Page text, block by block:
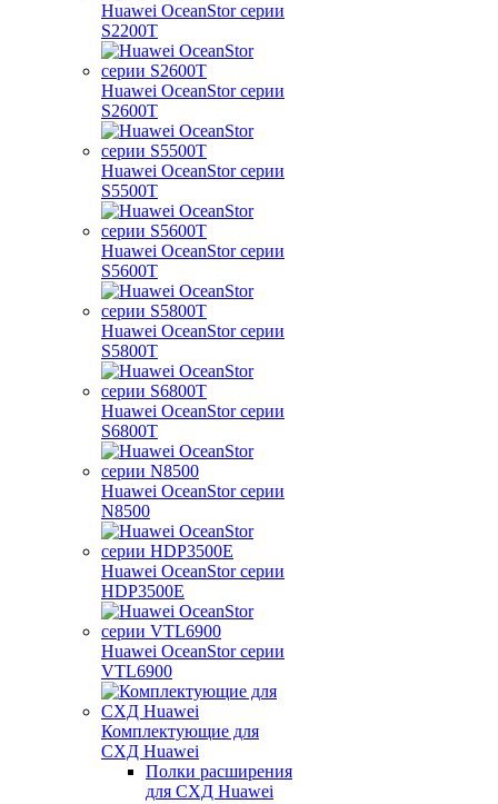
Huawei OceanStor серии
S2200T
Huawei OceanStor серии
S2600T
Huawei OceanStor серии
S5500T
Huawei OceanStor серии
S5600T
Huawei OceanStor серии
S5800T
Huawei OceanStor серии
S6800T
Huawei OceanStor серии
N8500
Huawei OceanStor серии
HDP3500E
Huawei OceanStor серии
VTL6900
Комплектующие для
СХД Huawei
Полки расширения
для СХД Huawei